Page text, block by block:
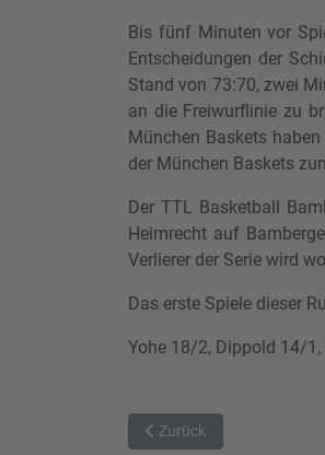
Bis fünf Minuten vor
Entscheidungen der
Stand von 73:70, zwei
an die Freiwurflinie zu
München Baskets
der München Baskets
Der TTL Basketball
Heimrecht auf
Verlierer der Serie wird
Das erste Spiele dieser
Yohe 18/2, Dippold 14/
Vorheriger Beitrag:
Zurück